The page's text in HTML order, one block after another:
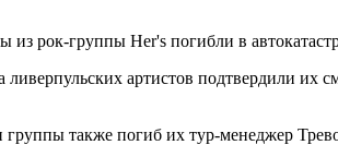
из рок-группы Her's погибли в
ливерпульских артистов подтвердили
группы также погиб их тур-менеджер